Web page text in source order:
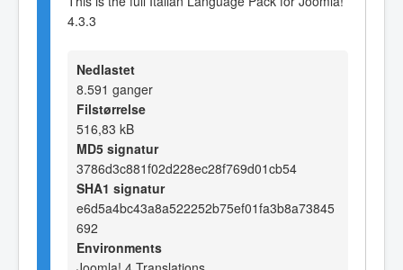
4.3.3
Nedlastet
8.591 ganger
Filstørrelse
516,83 kB
MD5 signatur
3786d3c881f02d228ec28f769d01cb54
SHA1 signatur
e6d5a4bc43a8a522252b75ef01fa3b8a73845
692
Environments